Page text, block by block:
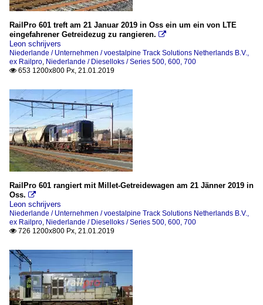
RailPro 601 treft am 21 Januar 2019 in Oss ein um ein von LTE
eingefahrener Getreidezug zu rangieren. 
Leon schrijvers
Niederlande / Unternehmen / voestalpine Track Solutions Netherlands B.V.,
ex Railpro, Niederlande / Dieselloks / Series 500, 600, 700
 653 1200x800 Px, 21.01.2019
RailPro 601 rangiert mit Millet-Getreidewagen am 21 Jänner 2019 in
Oss. 
Leon schrijvers
Niederlande / Unternehmen / voestalpine Track Solutions Netherlands B.V.,
ex Railpro, Niederlande / Dieselloks / Series 500, 600, 700
 726 1200x800 Px, 21.01.2019